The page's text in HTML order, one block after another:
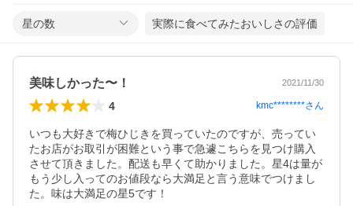
星の数 実際に食べてみたおいしさの評価
美味しかった〜！ 2021/11/30
4 kmc********さん
いつも大好きで梅ひじきを買っていたのですが、売ってい
たお店がお取引が困難という事で急遽こちらを見つけ購入
させて頂きました。配送も早くて助かりました。星4は量が
もう少し入ってのお値段なら大満足と言う意味でつけまし
た。味は大満足の星5です！